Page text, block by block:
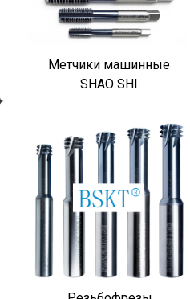
Метчики машинные
SHAO SHI